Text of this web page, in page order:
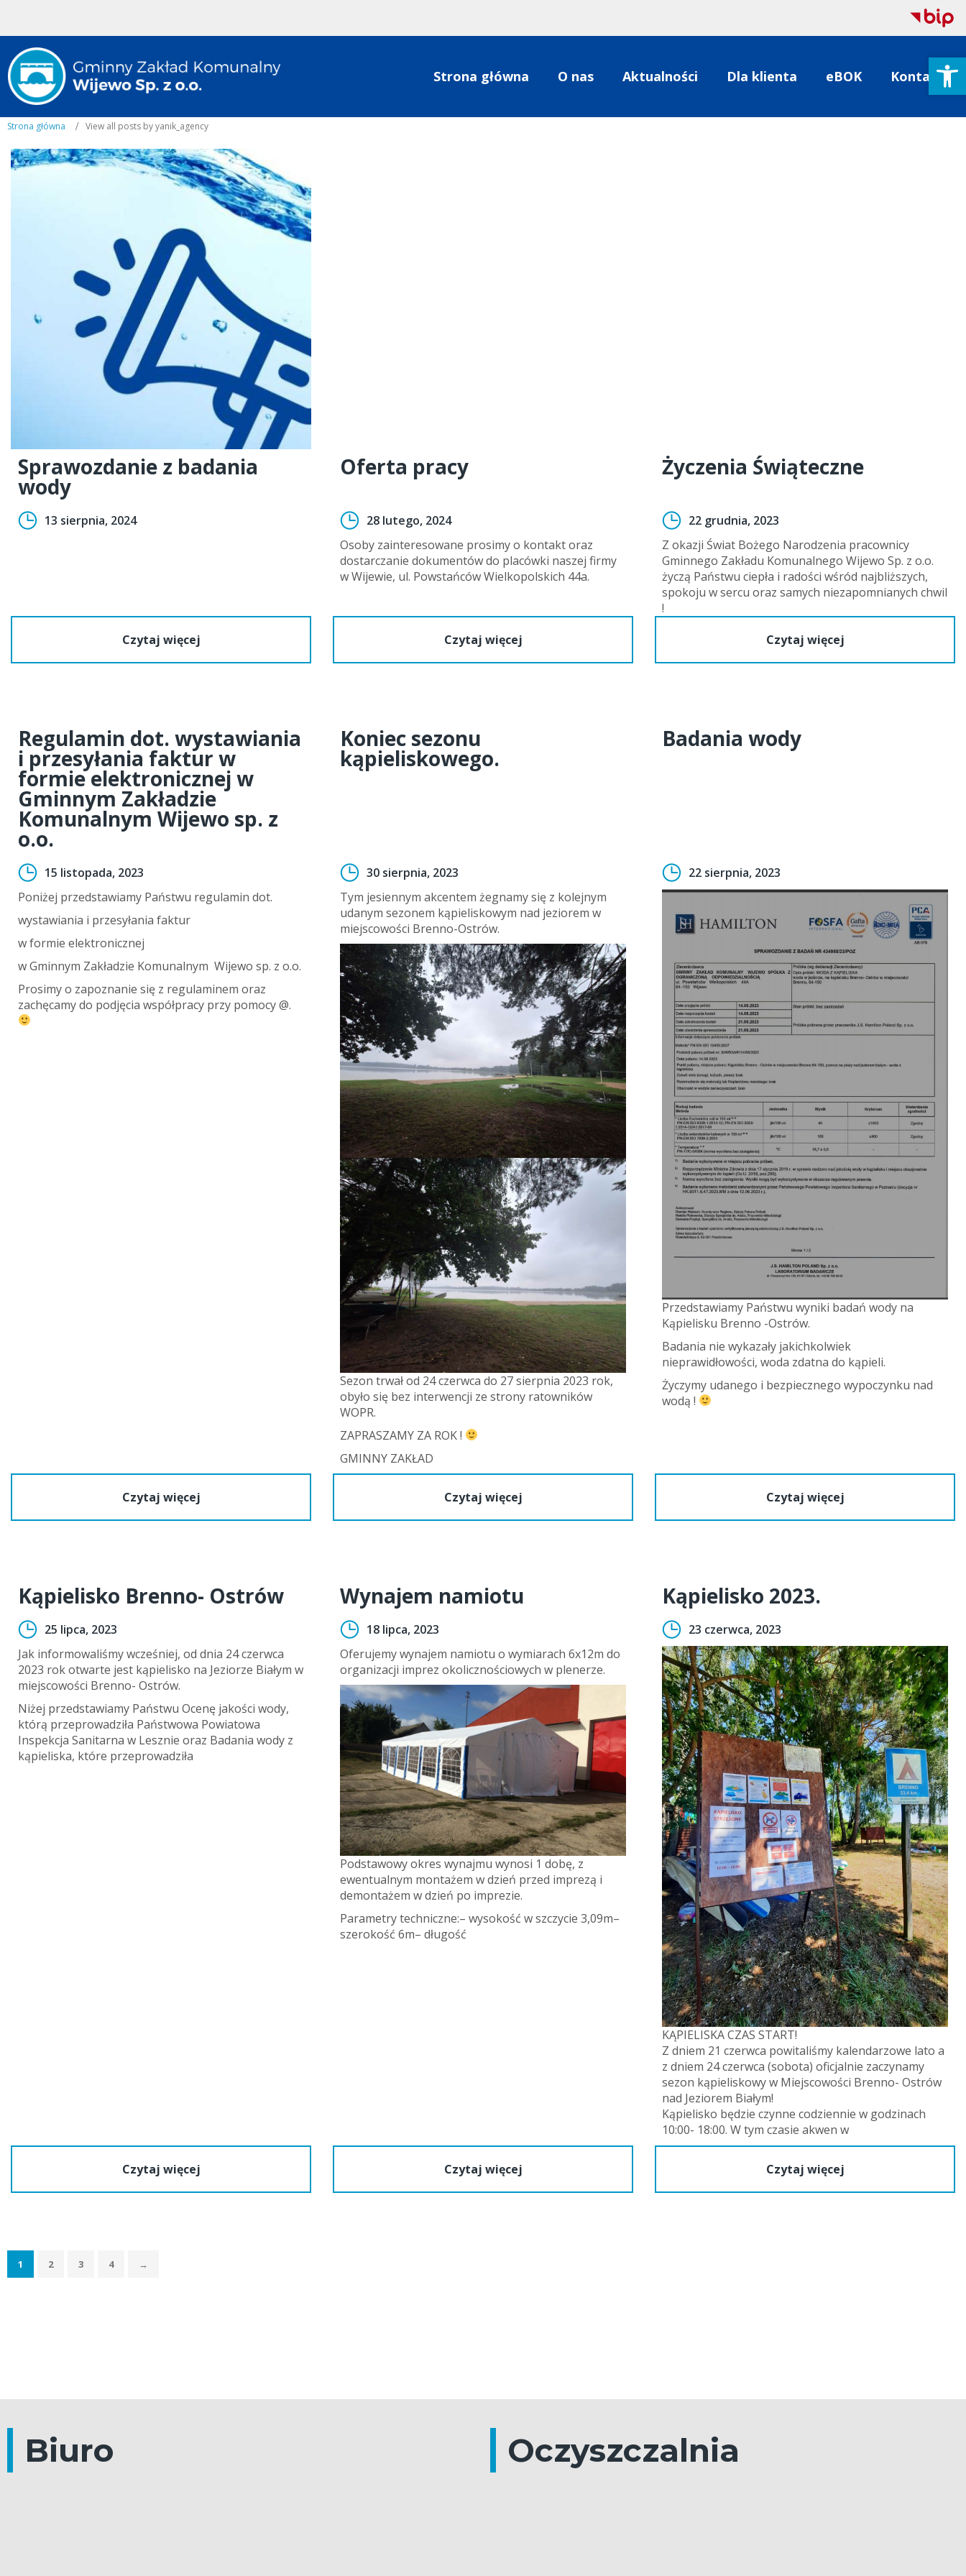
Strona główna O nas Aktualności Dla klienta eBOK Kontakt
Strona główna View all posts by yanik_agency
Sprawozdanie z badania
wody
13 sierpnia, 2024
Czytaj więcej
Oferta pracy
28 lutego, 2024
Osoby zainteresowane prosimy o kontakt oraz
dostarczanie dokumentów do placówki naszej firmy
w Wijewie, ul. Powstańców Wielkopolskich 44a.
Czytaj więcej
Życzenia Świąteczne
22 grudnia, 2023
Z okazji Świat Bożego Narodzenia pracownicy
Gminnego Zakładu Komunalnego Wijewo Sp. z o.o.
życzą Państwu ciepła i radości wśród najbliższych,
spokoju w sercu oraz samych niezapomnianych chwil
!
Czytaj więcej
Regulamin dot. wystawiania
i przesyłania faktur w
formie elektronicznej w
Gminnym Zakładzie
Komunalnym Wijewo sp. z
o.o.
15 listopada, 2023
Poniżej przedstawiamy Państwu regulamin dot.
wystawiania i przesyłania faktur
w formie elektronicznej
w Gminnym Zakładzie Komunalnym Wijewo sp. z o.o.
Prosimy o zapoznanie się z regulaminem oraz
zachęcamy do podjęcia współpracy przy pomocy @.
Czytaj więcej
Koniec sezonu
kąpieliskowego.
30 sierpnia, 2023
Tym jesiennym akcentem żegnamy się z kolejnym
udanym sezonem kąpieliskowym nad jeziorem w
miejscowości Brenno-Ostrów.
Sezon trwał od 24 czerwca do 27 sierpnia 2023 rok,
obyło się bez interwencji ze strony ratowników
WOPR.
ZAPRASZAMY ZA ROK !
GMINNY ZAKŁAD
Czytaj więcej
Badania wody
22 sierpnia, 2023
Przedstawiamy Państwu wyniki badań wody na
Kąpielisku Brenno -Ostrów.
Badania nie wykazały jakichkolwiek
nieprawidłowości, woda zdatna do kąpieli.
Życzymy udanego i bezpiecznego wypoczynku nad
wodą !
Czytaj więcej
Kąpielisko Brenno- Ostrów
25 lipca, 2023
Jak informowaliśmy wcześniej, od dnia 24 czerwca
2023 rok otwarte jest kąpielisko na Jeziorze Białym w
miejscowości Brenno- Ostrów.
Niżej przedstawiamy Państwu Ocenę jakości wody,
którą przeprowadziła Państwowa Powiatowa
Inspekcja Sanitarna w Lesznie oraz Badania wody z
kąpieliska, które przeprowadziła
Czytaj więcej
Wynajem namiotu
18 lipca, 2023
Oferujemy wynajem namiotu o wymiarach 6x12m do
organizacji imprez okolicznościowych w plenerze.
Podstawowy okres wynajmu wynosi 1 dobę, z
ewentualnym montażem w dzień przed imprezą i
demontażem w dzień po imprezie.
Parametry techniczne:– wysokość w szczycie 3,09m–
szerokość 6m– długość
Czytaj więcej
Kąpielisko 2023.
23 czerwca, 2023
KĄPIELISKA CZAS START!
Z dniem 21 czerwca powitaliśmy kalendarzowe lato a
z dniem 24 czerwca (sobota) oficjalnie zaczynamy
sezon kąpieliskowy w Miejscowości Brenno- Ostrów
nad Jeziorem Białym!
Kąpielisko będzie czynne codziennie w godzinach
10:00- 18:00. W tym czasie akwen w
Czytaj więcej
1 2 3 4 →
Biuro Oczyszczalnia